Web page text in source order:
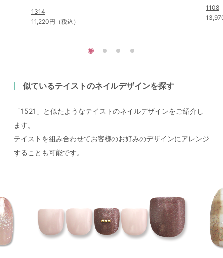
1314
11,220円（税込）
1108
似ているテイストのネイルデザインを探す
「1521」と似たようなテイストのネイルデザインをご紹介し
ます。
テイストを組み合わせてお客様のお好みのデザインにアレンジ
することも可能です。